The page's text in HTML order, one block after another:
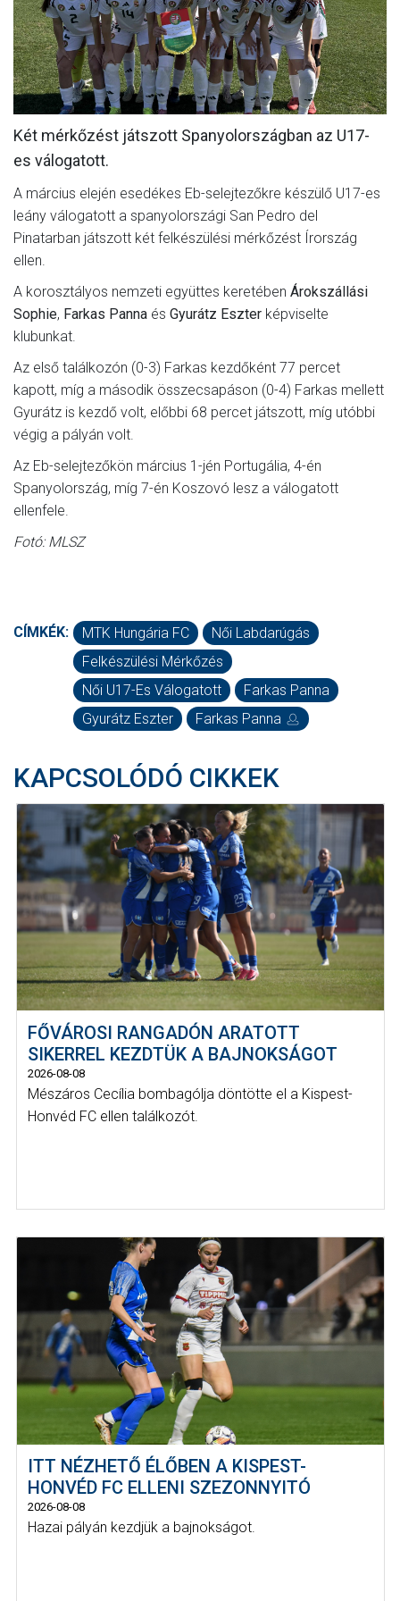
MÉRKŐZÉSEK
JELENTKEZÉS
KLUB
GALÉRIA
SAJTÓ
Két mérkőzést játszott Spanyolországban az U17-
es válogatott.
A március elején esedékes Eb-selejtezőkre készülő U17-es
leány válogatott a spanyolországi San Pedro del
Pinatarban játszott két felkészülési mérkőzést Írország
ellen.
A korosztályos nemzeti együttes keretében Árokszállási
Sophie, Farkas Panna és Gyurátz Eszter képviselte
klubunkat.
Az első találkozón (0-3) Farkas kezdőként 77 percet
kapott, míg a második összecsapáson (0-4) Farkas mellett
Gyurátz is kezdő volt, előbbi 68 percet játszott, míg utóbbi
végig a pályán volt.
Az Eb-selejtezőkön március 1-jén Portugália, 4-én
Spanyolország, míg 7-én Koszovó lesz a válogatott
ellenfele.
Fotó: MLSZ
CÍMKÉK: MTK Hungária FC
Női Labdarúgás
Felkészülési Mérkőzés
Női U17-Es Válogatott
Farkas Panna
Gyurátz Eszter
Farkas Panna
KAPCSOLÓDÓ CIKKEK
FŐVÁROSI RANGADÓN ARATOTT
SIKERREL KEZDTÜK A BAJNOKSÁGOT
2026-08-08
Mészáros Cecília bombagólja döntötte el a Kispest-
Honvéd FC ellen találkozót.
ITT NÉZHETŐ ÉLŐBEN A KISPEST-
HONVÉD FC ELLENI SZEZONNYITÓ
2026-08-08
Hazai pályán kezdjük a bajnokságot.